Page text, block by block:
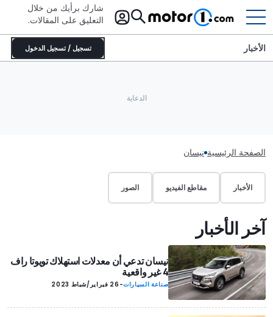
شارك برأيك من خلال
التعليق على المقالات.
تسجيل / تسجيل الدخول الأخبار
الصفحة الرئيسية نيسان
الأخبار مقاطع الفيديو الصور
آخر الأخبار
نيسان تدعي أن معدلات استهلاك تويوتا راف
4 غير واقعية
صناعة السيارات- 26 فبراير/شباط 2023